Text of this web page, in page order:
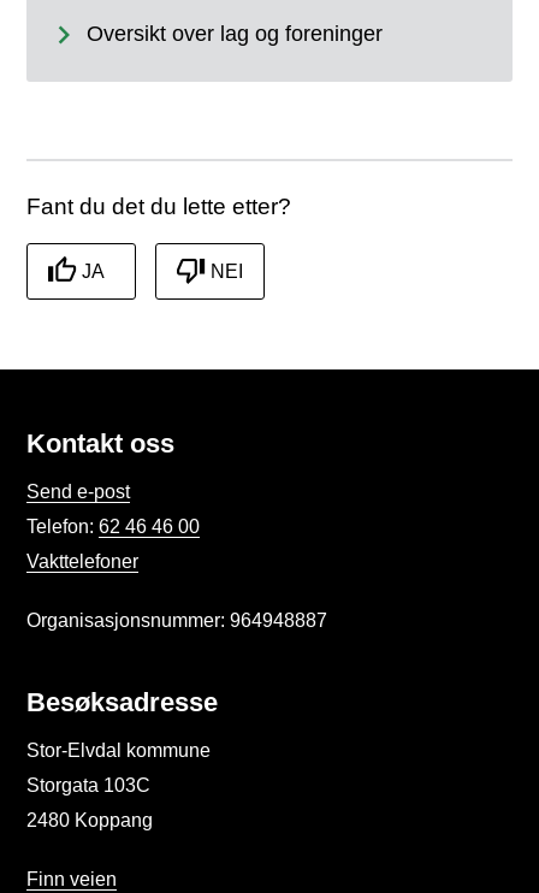
Oversikt over lag og foreninger
Fant du det du lette etter?
JA NEI
Kontakt oss
Send e-post
Telefon:62 46 46 00
Vakttelefoner
Organisasjonsnummer: 964948887
Besøksadresse
Stor-Elvdal kommune
Storgata 103C
2480 Koppang
Finn veien